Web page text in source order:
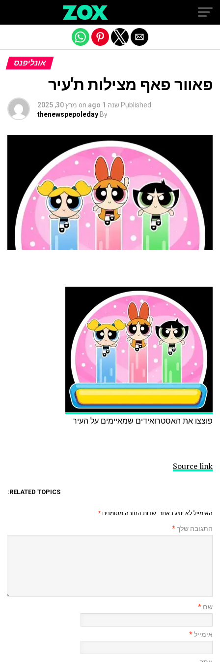
אונליפנס
פאוור פאף מצילות ת'עיר
Published שנה 1 ago on מרץ 30, 2025
By
thenewspepoleday
פוצצו את האסטרואידים שמאיימים על העיר
Source link
RELATED TOPICS:
האימייל לא יוצג באתר. שדות החובה מסומנים *
התגובה שלך*
שם *
אימייל*
Exit mobile version